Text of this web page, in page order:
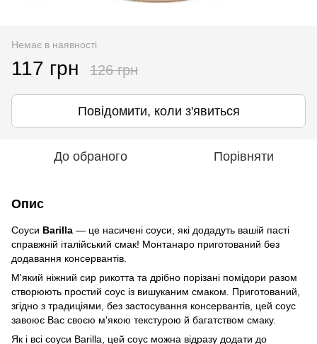
Немає в наявності
117 грн 126 грн
Повідомити, коли з'явиться
До обраного Порівняти
Опис
Соуси Barilla — це насичені соуси, які додадуть вашій пасті
справжній італійський смак! Монтанаро приготований без
додавання консервантів.
М'який ніжний сир рикотта та дрібно порізані помідори разом
створюють простий соус із вишуканим смаком. Приготований,
згідно з традиціями, без застосування консервантів, цей соус
завоює Вас своєю м'якою текстурою й багатством смаку.
Як і всі соуси Barilla, цей соус можна відразу додати до